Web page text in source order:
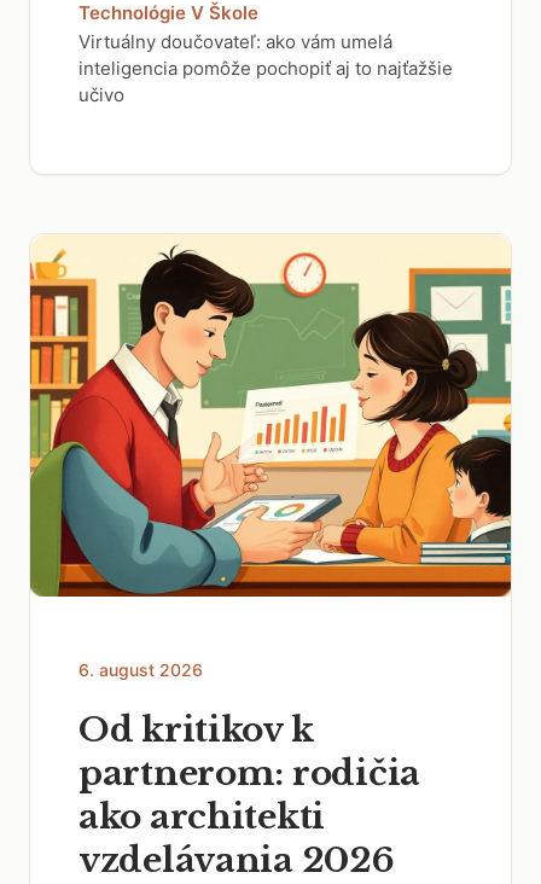
Technológie V Škole
Virtuálny doučovateľ: ako vám umelá
inteligencia pomôže pochopiť aj to najťažšie
učivo
6. august 2026
Od kritikov k
partnerom: rodičia
ako architekti
vzdelávania 2026